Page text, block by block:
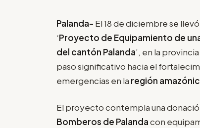
Palanda- El 18 de diciembre se
‘Proyecto de Equipamiento de
del cantón Palanda’, en la
paso significativo hacia el
emergencias en la región
El proyecto contempla una
Bomberos de Palandacon